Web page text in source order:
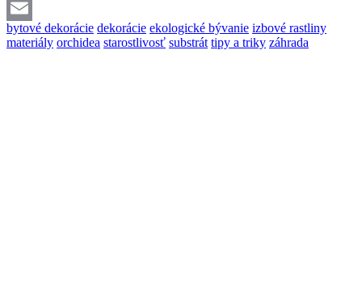
Twitter
Email
bytové dekorácie dekorácie ekologické bývanie izbové rastliny
materiály orchidea starostlivosť substrát tipy a triky záhrada